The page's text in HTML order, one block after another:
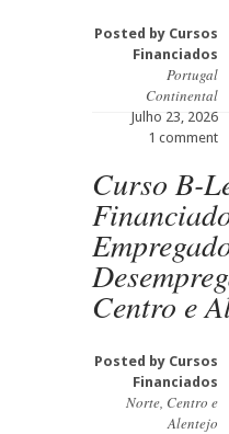
Posted by Cursos
Financiados
Portugal
Continental
Julho 23, 2026
1 comment
Curso B-
Centro e
Posted by Cursos
Financiados
Norte, Centro e
Alentejo